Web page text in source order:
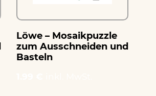
Löwe – Mosaikpuzzle
zum Ausschneiden und
Basteln